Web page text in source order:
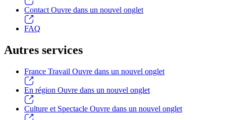
Contact Ouvre dans un nouvel onglet
FAQ
Autres services
France Travail Ouvre dans un nouvel onglet
En région Ouvre dans un nouvel onglet
Culture et Spectacle Ouvre dans un nouvel onglet